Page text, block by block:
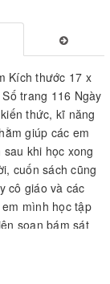
Kích thước 17 x
trang 116 Ngày
thức, kĩ năng
giúp các em
khi học xong
cuốn sách cũng
cô giáo và các
mình học tập
soạn bám sát
trong chương
của việc thiết lập